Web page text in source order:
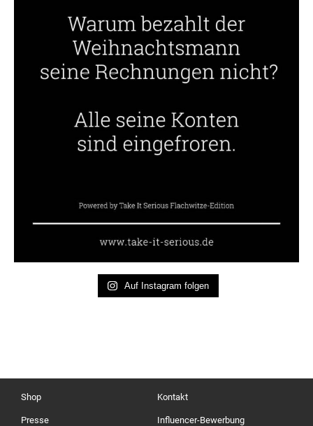
Auf Instagram folgen
Shop Kontakt
Presse Influencer-Bewerbung